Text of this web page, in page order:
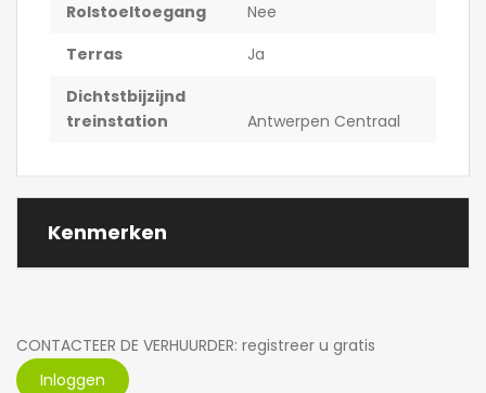
Rolstoeltoegang
Nee
Terras
Ja
Dichtstbijzijnd
treinstation
Antwerpen Centraal
Kenmerken
CONTACTEER DE VERHUURDER: registreer u gratis
Inloggen